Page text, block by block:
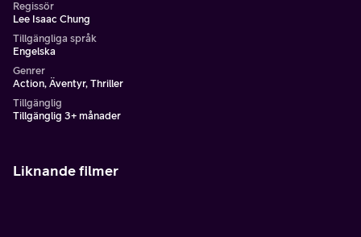
Regissör
Lee Isaac Chung
Tillgängliga språk
Engelska
Genrer
Action, Äventyr, Thriller
Tillgänglig
Tillgänglig 3+ månader
Liknande filmer